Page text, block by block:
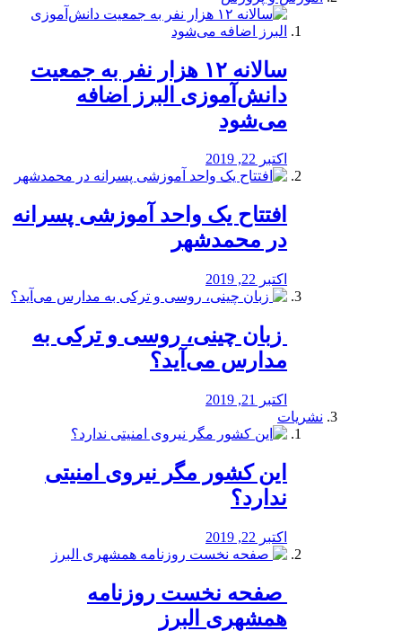
️سالانه ۱۲ هزار نفر به جمعیت
دانش‌آموزی البرز اضافه
می‌شود
اکتبر 22, 2019
افتتاح یک واحد آموزشی پسرانه
در محمدشهر
اکتبر 22, 2019
️ زبان چینی، روسی و ترکی به
مدارس می‌آید؟
اکتبر 21, 2019
نشریات
این کشور مگر نیروی امنیتی
ندارد؟
اکتبر 22, 2019
️ صفحه نخست روزنامه‌
همشهری البرز